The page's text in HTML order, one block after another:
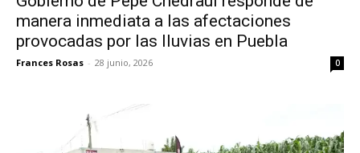
manera inmediata a las afectaciones
provocadas por las lluvias en Puebla
Frances Rosas - 28 junio, 2026 0